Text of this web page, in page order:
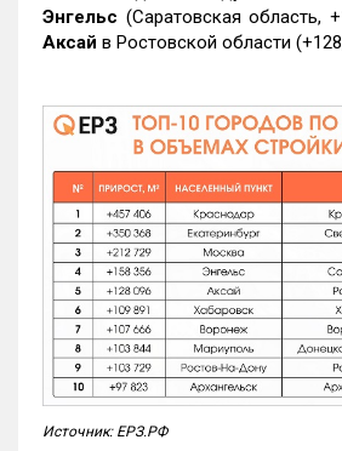
Энгельс (Саратовская область,
Аксай в Ростовской области
Источник: ЕРЗ.РФ